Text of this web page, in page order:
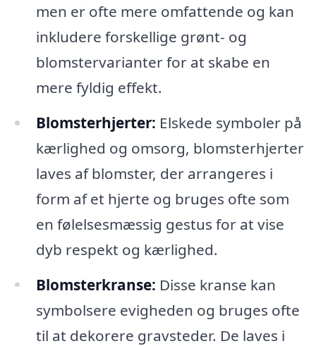
men er ofte mere omfattende og kan
inkludere forskellige grønt- og
blomstervarianter for at skabe en
mere fyldig effekt.
Blomsterhjerter: Elskede symboler på
kærlighed og omsorg, blomsterhjerter
laves af blomster, der arrangeres i
form af et hjerte og bruges ofte som
en følelsesmæssig gestus for at vise
dyb respekt og kærlighed.
Blomsterkranse: Disse kranse kan
symbolsere evigheden og bruges ofte
til at dekorere gravsteder. De laves i